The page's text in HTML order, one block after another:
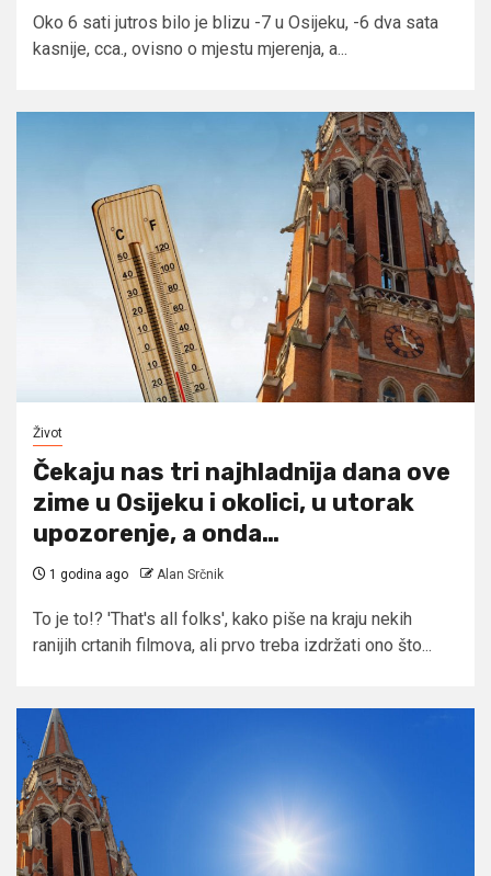
Oko 6 sati jutros bilo je blizu -7 u Osijeku, -6 dva sata
kasnije, cca., ovisno o mjestu mjerenja, a...
Život
Čekaju nas tri najhladnija dana ove
zime u Osijeku i okolici, u utorak
upozorenje, a onda…
1 godina ago Alan Srčnik
To je to!? 'That's all folks', kako piše na kraju nekih
ranijih crtanih filmova, ali prvo treba izdržati ono što...